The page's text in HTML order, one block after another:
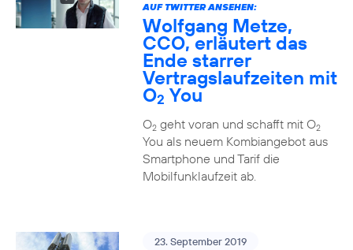
AUF TWITTER ANSEHEN:
Wolfgang Metze,
CCO, erläutert das
Ende starrer
Vertragslaufzeiten mit
O2 You
O2geht voran und schafft mit O2
You als neuem Kombiangebot aus
Smartphone und Tarif die
Mobilfunklaufzeit ab.
23. September 2019